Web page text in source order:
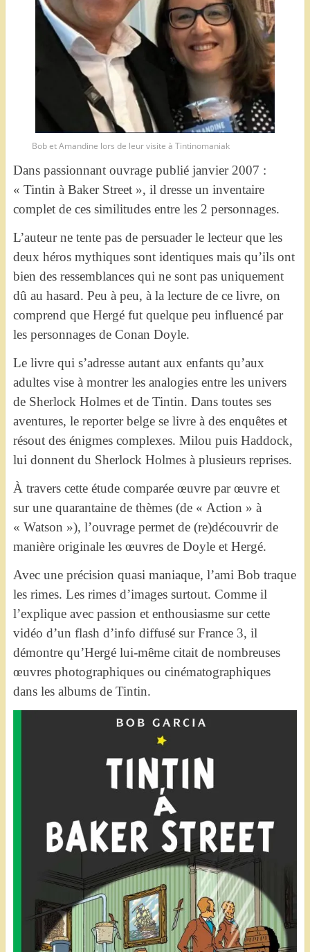
Bob et Amandine lors de leur visite à Tintinomaniak
Dans passionnant ouvrage publié janvier 2007 :
« Tintin à Baker Street », il dresse un inventaire
complet de ces similitudes entre les 2 personnages.
L’auteur ne tente pas de persuader le lecteur que les
deux héros mythiques sont identiques mais qu’ils ont
bien des ressemblances qui ne sont pas uniquement
dû au hasard. Peu à peu, à la lecture de ce livre, on
comprend que Hergé fut quelque peu influencé par
les personnages de Conan Doyle.
Le livre qui s’adresse autant aux enfants qu’aux
adultes vise à montrer les analogies entre les univers
de Sherlock Holmes et de Tintin. Dans toutes ses
aventures, le reporter belge se livre à des enquêtes et
résout des énigmes complexes. Milou puis Haddock,
lui donnent du Sherlock Holmes à plusieurs reprises.
À travers cette étude comparée œuvre par œuvre et
sur une quarantaine de thèmes (de « Action » à
« Watson »), l’ouvrage permet de (re)découvrir de
manière originale les œuvres de Doyle et Hergé.
Avec une précision quasi maniaque, l’ami Bob traque
les rimes. Les rimes d’images surtout. Comme il
l’explique avec passion et enthousiasme sur cette
vidéo d’un flash d’info diffusé sur France 3, il
démontre qu’Hergé lui-même citait de nombreuses
œuvres photographiques ou cinématographiques
dans les albums de Tintin.